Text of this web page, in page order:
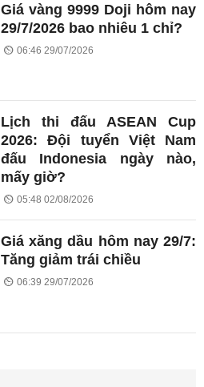
Giá vàng 9999 Doji hôm nay
29/7/2026 bao nhiêu 1 chỉ?
06:46 29/07/2026
Lịch thi đấu ASEAN Cup
2026: Đội tuyển Việt Nam
đấu Indonesia ngày nào,
mấy giờ?
05:48 02/08/2026
Giá xăng dầu hôm nay 29/7:
Tăng giảm trái chiều
06:39 29/07/2026